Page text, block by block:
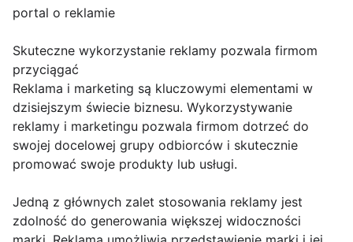
portal o reklamie
Skuteczne wykorzystanie reklamy pozwala firmom
przyciągać
Reklama i marketing są kluczowymi elementami w
dzisiejszym świecie biznesu. Wykorzystywanie
reklamy i marketingu pozwala firmom dotrzeć do
swojej docelowej grupy odbiorców i skutecznie
promować swoje produkty lub usługi.
Jedną z głównych zalet stosowania reklamy jest
zdolność do generowania większej widoczności